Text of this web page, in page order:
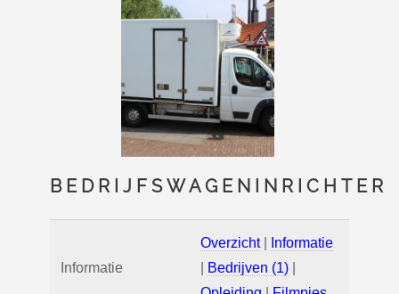
BEDRIJFSWAGENINRICHTER
Informatie
Overzicht|
Informatie
Bedrijven (1)